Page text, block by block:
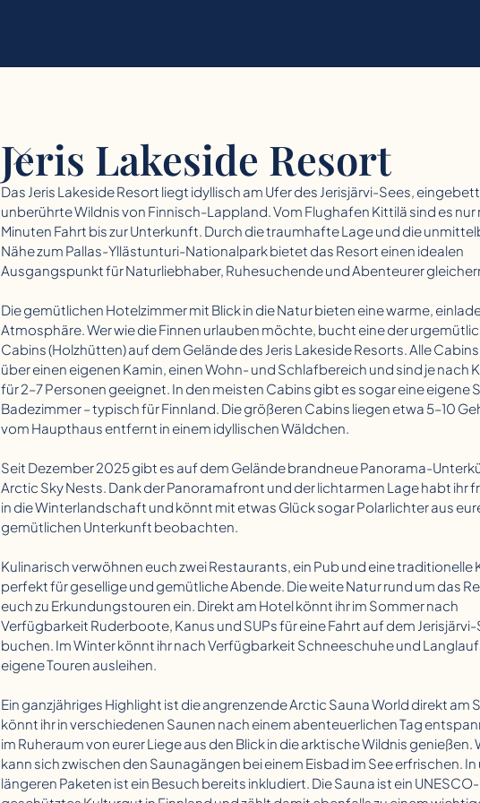
Jeris Lakeside Resort
Das Jeris Lakeside Resort liegt idyllisch am Ufer des Jerisjärvi-Sees,
unberührte Wildnis von Finnisch-Lappland. Vom Flughafen Kittilä sind es nur
Minuten Fahrt bis zur Unterkunft. Durch die traumhafte Lage und die
Nähe zum Pallas-Yllästunturi-Nationalpark bietet das Resort einen idealen
Ausgangspunkt für Naturliebhaber, Ruhesuchende und Abenteurer
Die gemütlichen Hotelzimmer mit Blick in die Natur bieten eine warme,
Atmosphäre. Wer wie die Finnen urlauben möchte, bucht eine der
Cabins (Holzhütten) auf dem Gelände des Jeris Lakeside Resorts. Alle
über einen eigenen Kamin, einen Wohn- und Schlafbereich und sind je nach
für 2–7 Personen geeignet. In den meisten Cabins gibt es sogar eine eigene
Badezimmer – typisch für Finnland. Die größeren Cabins liegen etwa 5–10
vom Haupthaus entfernt in einem idyllischen Wäldchen.
Seit Dezember 2025 gibt es auf dem Gelände brandneue Panorama-
Arctic Sky Nests. Dank der Panoramafront und der lichtarmen Lage habt ihr
in die Winterlandschaft und könnt mit etwas Glück sogar Polarlichter aus
gemütlichen Unterkunft beobachten.
Kulinarisch verwöhnen euch zwei Restaurants, ein Pub und eine traditionelle
perfekt für gesellige und gemütliche Abende. Die weite Natur rund um das
euch zu Erkundungstouren ein. Direkt am Hotel könnt ihr im Sommer nach
Verfügbarkeit Ruderboote, Kanus und SUPs für eine Fahrt auf dem Jerisjärvi-
buchen. Im Winter könnt ihr nach Verfügbarkeit Schneeschuhe und
eigene Touren ausleihen.
Ein ganzjähriges Highlight ist die angrenzende Arctic Sauna World direkt am
könnt ihr in verschiedenen Saunen nach einem abenteuerlichen Tag
im Ruheraum von eurer Liege aus den Blick in die arktische Wildnis genießen.
kann sich zwischen den Saunagängen bei einem Eisbad im See erfrischen. In
längeren Paketen ist ein Besuch bereits inkludiert. Die Sauna ist ein UNESCO-